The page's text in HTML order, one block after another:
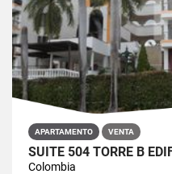
APARTAMENTO VENTA
Colombia